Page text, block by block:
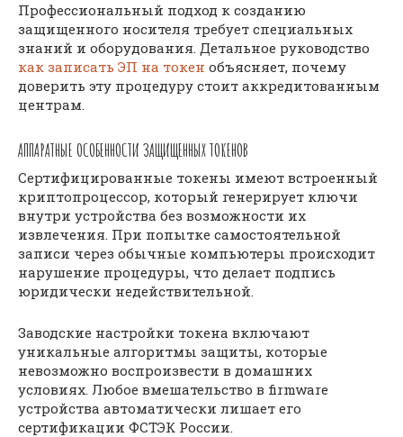
Профессиональный подход к созданию
защищенного носителя требует специальных
знаний и оборудования. Детальное руководство
как записать ЭП на токен объясняет, почему
доверить эту процедуру стоит аккредитованным
центрам.
АППАРАТНЫЕ ОСОБЕННОСТИ ЗАЩИЩЕННЫХ ТОКЕНОВ
Сертифицированные токены имеют встроенный
криптопроцессор, который генерирует ключи
внутри устройства без возможности их
извлечения. При попытке самостоятельной
записи через обычные компьютеры происходит
нарушение процедуры, что делает подпись
юридически недействительной.
Заводские настройки токена включают
уникальные алгоритмы защиты, которые
невозможно воспроизвести в домашних
условиях. Любое вмешательство в firmware
устройства автоматически лишает его
сертификации ФСТЭК России.